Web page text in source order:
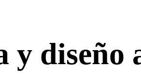
y diseño